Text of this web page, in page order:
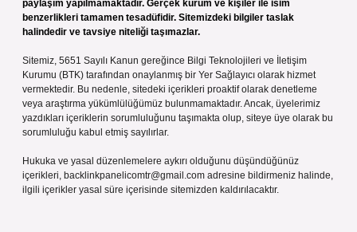
paylaşım yapılmamaktadır. Gerçek kurum ve kişiler ile isim
benzerlikleri tamamen tesadüfidir. Sitemizdeki bilgiler taslak
halindedir ve tavsiye niteliği taşımazlar.
Sitemiz, 5651 Sayılı Kanun gereğince Bilgi Teknolojileri ve İletişim
Kurumu (BTK) tarafından onaylanmış bir Yer Sağlayıcı olarak hizmet
vermektedir. Bu nedenle, sitedeki içerikleri proaktif olarak denetleme
veya araştırma yükümlülüğümüz bulunmamaktadır. Ancak, üyelerimiz
yazdıkları içeriklerin sorumluluğunu taşımakta olup, siteye üye olarak bu
sorumluluğu kabul etmiş sayılırlar.
Hukuka ve yasal düzenlemelere aykırı olduğunu düşündüğünüz
içerikleri, backlinkpanelicomtr@gmail.com adresine bildirmeniz halinde,
ilgili içerikler yasal süre içerisinde sitemizden kaldırılacaktır.